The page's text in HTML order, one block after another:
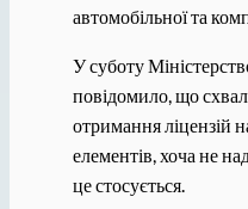
автомобільної та
У суботу
повідомило, що
отримання ліцензій
елементів, хоча не
це стосується.